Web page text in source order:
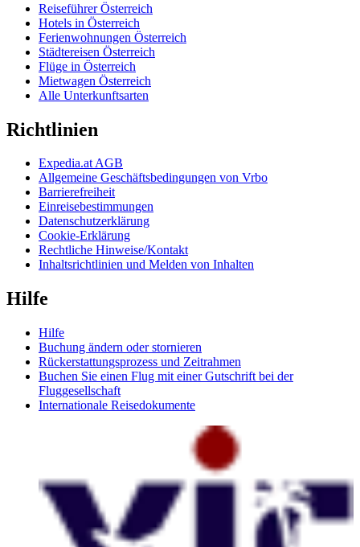
Reiseführer Österreich
Hotels in Österreich
Ferienwohnungen Österreich
Städtereisen Österreich
Flüge in Österreich
Mietwagen Österreich
Alle Unterkunftsarten
Richtlinien
Expedia.at AGB
Allgemeine Geschäftsbedingungen von Vrbo
Barrierefreiheit
Einreisebestimmungen
Datenschutzerklärung
Cookie-Erklärung
Rechtliche Hinweise/Kontakt
Inhaltsrichtlinien und Melden von Inhalten
Hilfe
Hilfe
Buchung ändern oder stornieren
Rückerstattungsprozess und Zeitrahmen
Buchen Sie einen Flug mit einer Gutschrift bei der
Fluggesellschaft
Internationale Reisedokumente